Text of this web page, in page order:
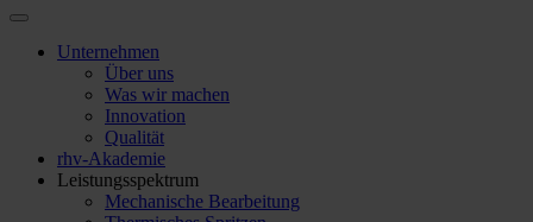
Unternehmen
Über uns
Was wir machen
Innovation
Qualität
rhv-Akademie
Leistungsspektrum
Mechanische Bearbeitung